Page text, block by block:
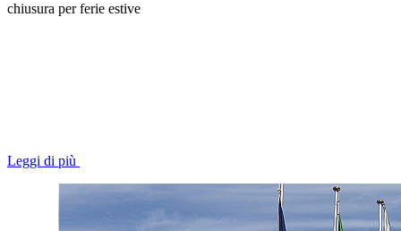
chiusura per ferie estive
Leggi di più